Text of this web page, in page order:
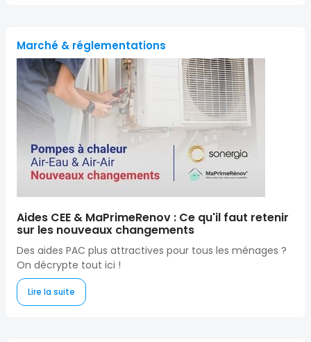
Marché & réglementations
Aides CEE & MaPrimeRenov : Ce qu'il faut retenir
sur les nouveaux changements
Des aides PAC plus attractives pour tous les ménages ?
On décrypte tout ici !
Lire la suite